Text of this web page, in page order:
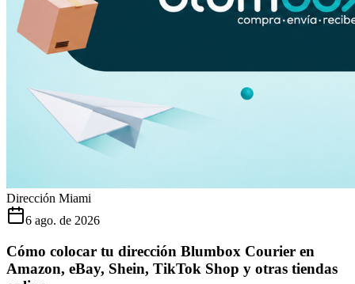
Dirección Miami
6 ago. de 2026
Cómo colocar tu dirección Blumbox Courier en
Amazon, eBay, Shein, TikTok Shop y otras tiendas